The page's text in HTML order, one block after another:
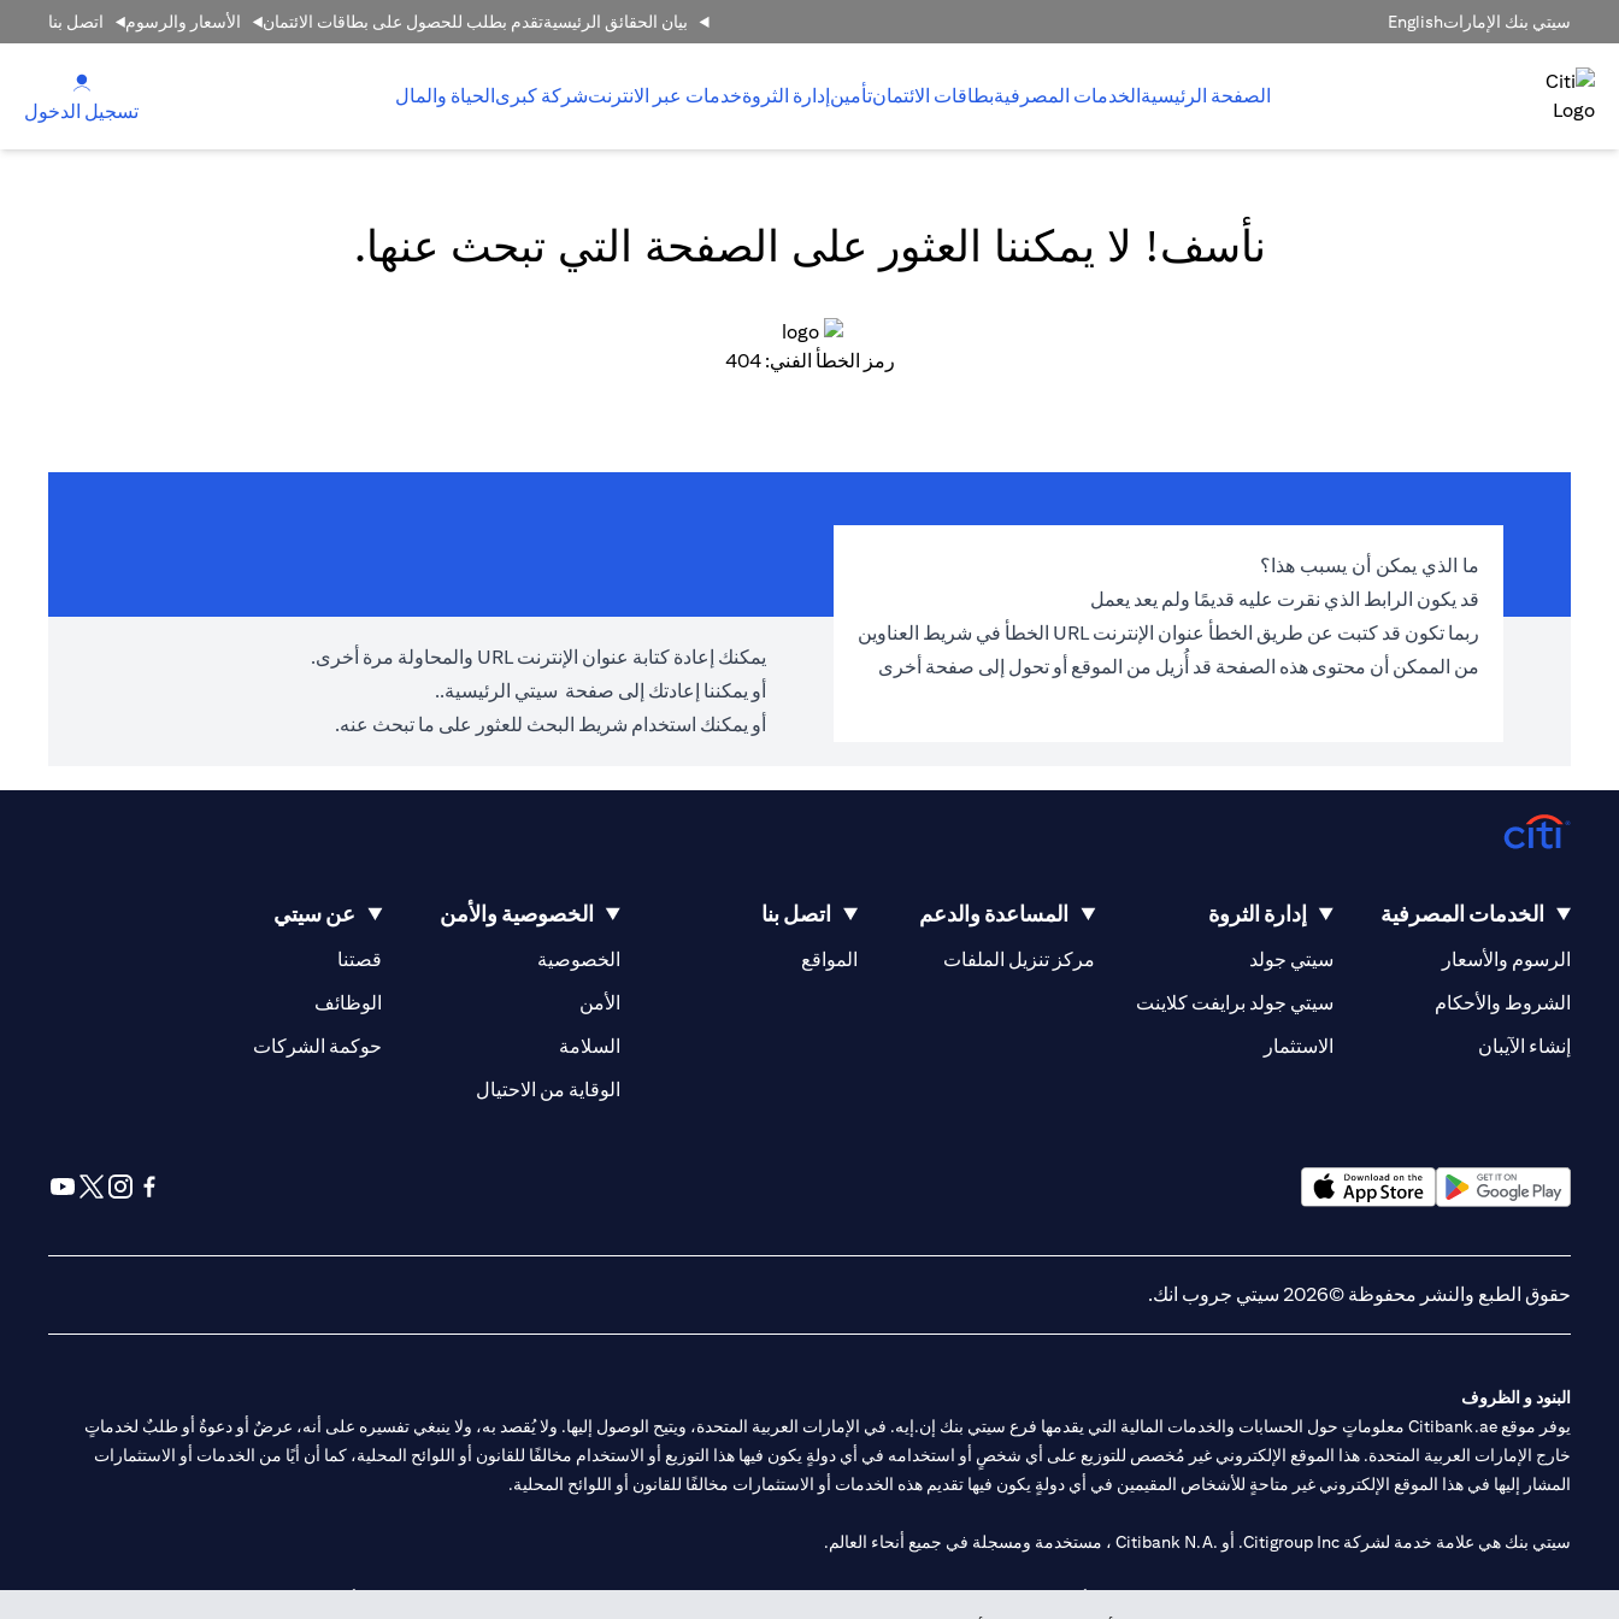
سيتي بنك الإماراتEnglish بيان الحقائق الرئيسيةتقدم بطلب للحصول على بطاقات الائتمان الأسعار والرسوم اتصل بنا
الصفحة الرئيسيةالخدمات المصرفيةبطاقات الائتمانتأمينإدارة الثروةخدمات عبر الانترنتشركة كبرىالحياة والمال
تسجيل الدخول
نأسف! لا يمكننا العثور على الصفحة التي تبحث عنها.
رمز الخطأ الفني: 404
ما الذي يمكن أن يسبب هذا؟
قد يكون الرابط الذي نقرت عليه قديمًا ولم يعد يعمل
ربما تكون قد كتبت عن طريق الخطأ عنوان الإنترنت URL الخطأ في شريط العناوين
من الممكن أن محتوى هذه الصفحة قد أُزيل من الموقع أو تحول إلى صفحة أخرى
يمكنك إعادة كتابة عنوان الإنترنت URL والمحاولة مرة أخرى.
أو يمكننا إعادتك إلى صفحة سيتي الرئيسية..
أو يمكنك استخدام شريط البحث للعثور على ما تبحث عنه.
الخدمات المصرفية
الرسوم والأسعار
الشروط والأحكام
إنشاء الآيبان
إدارة الثروة
سيتي جولد
سيتي جولد برايفت كلاينت
الاستثمار
المساعدة والدعم
مركز تنزيل الملفات
اتصل بنا
المواقع
(opens in a new tab)
الخصوصية والأمن
الخصوصية
الأمن
السلامة
الوقاية من الاحتيال
عن سيتي
قصتنا
(opens in a new tab)
الوظائف
(opens in a new tab)
حوكمة الشركات
(opens in a new tab)
حقوق الطبع والنشر محفوظة ©2026 سيتي جروب انك.
البنود و الظروف
يوفر موقع Citibank.ae معلوماتٍ حول الحسابات والخدمات المالية التي يقدمها فرع سيتي بنك إن.إيه. في الإمارات العربية المتحدة، ويتيح الوصول إليها. ولا يُقصد به، ولا ينبغي تفسيره على أنه، عرضٌ أو دعوةٌ أو طلبٌ لخدماتٍ
خارج الإمارات العربية المتحدة. هذا الموقع الإلكتروني غير مُخصص للتوزيع على أي شخصٍ أو استخدامه في أي دولةٍ يكون فيها هذا التوزيع أو الاستخدام مخالفًا للقانون أو اللوائح المحلية، كما أن أيًا من الخدمات أو الاستثمارات
المشار إليها في هذا الموقع الإلكتروني غير متاحةٍ للأشخاص المقيمين في أي دولةٍ يكون فيها تقديم هذه الخدمات أو الاستثمارات مخالفًا للقانون أو اللوائح المحلية.
سيتي بنك هي علامة خدمة لشركة Citigroup Inc. أو .Citibank N.A ، مستخدمة ومسجلة في جميع أنحاء العالم.